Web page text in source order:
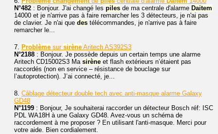
N°482 : Bonjour. J'ai changé les piles de ma centrale d'alarme Daitem
14000 et je n'arrive pas à faire remarcher les 3 détecteurs, je n'ai pas
de clavier. Je n'ai que des télécommandes, je n'arrive pas à faire
remarcher le...
7. Problème sur sirène Aritech AS392S3
N°2188 : Bonjour. Je possède depuis un certain temps une alarme
Aritech CD15002S3 Ma sirène et flash extérieurs n’étaient pas
raccordés (non en service – résistance de bouclage sur
l’autoprotection). J’ai connecté, je...
8. Câblage détecteur double tech avec anti-masque alarme Galaxy
GD48
N°1199 : Bonjour, Je souhaiterai raccorder un détecteur Bosch réf: ISC
PDL WA18H à une Galaxy GD48. Avez-vous un schéma de
raccordement à me proposer ? En utilisant l'anti-masque. Merci pour
votre aide. Bien cordialement.